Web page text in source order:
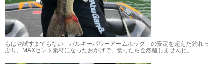
もはや試すまでもない「バルキーパワーアームホッグ」の安定を超えた釣れっ
ぷり。MAXセント素材になったおかげで、食ったら全然離しませんわ。